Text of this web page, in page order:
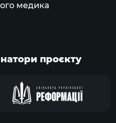
медика
проєкту